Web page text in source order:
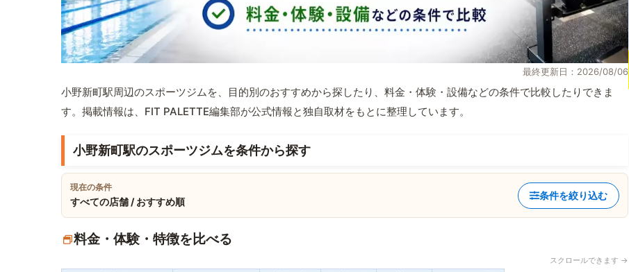
最終更新日：2026/08/06
小野新町駅周辺のスポーツジムを、目的別のおすすめから探したり、料金・体験・設備などの条件で比較したりできま
す。掲載情報は、FIT PALETTE編集部が公式情報と独自取材をもとに整理しています。
小野新町駅のスポーツジムを条件から探す
現在の条件
すべての店舗 / おすすめ順
条件を絞り込む
料金・体験・特徴を比べる
スクロールできます →